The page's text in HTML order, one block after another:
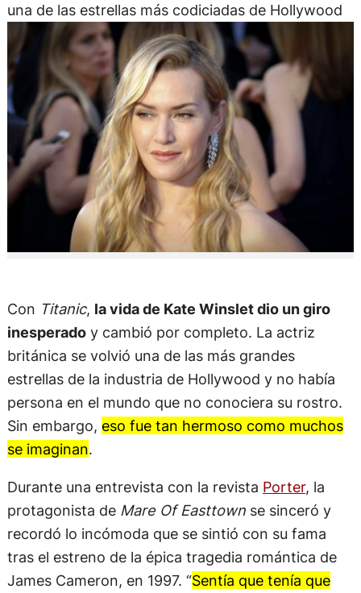
una de las estrellas más codiciadas de Hollywood
Con Titanic, la vida de Kate Winslet dio un giro
inesperadoy cambió por completo. La actriz
británica se volvió una de las más grandes
estrellas de la industria de Hollywood y no había
persona en el mundo que no conociera su rostro.
Sin embargo, eso fue tan hermoso como muchos
se imaginan.
Durante una entrevista con la revista Porter, la
protagonista de Mare Of Easttownse sinceró y
recordó lo incómoda que se sintió con su fama
tras el estreno de la épica tragedia romántica de
James Cameron, en 1997. “Sentía que tenía que